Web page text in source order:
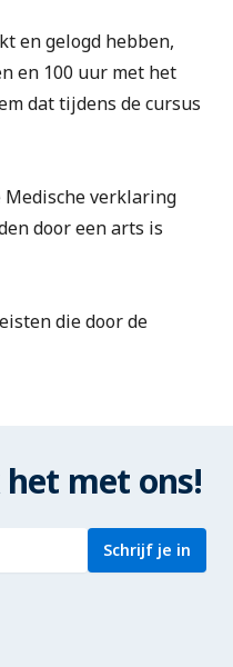
en gelogd hebben,
en 100 uur met het
dat tijdens de cursus
Medische verklaring
door een arts is
die door de
met ons!
Schrijf je in